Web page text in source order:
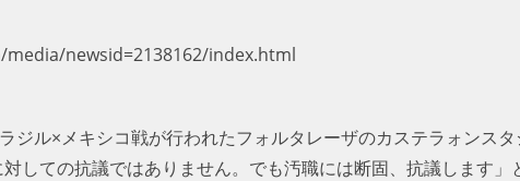
newsid=2138162/index.html
ジル×メキシコ戦が行われたフォルタレーザのカステラォンス
しての抗議ではありません。でも汚職には断固、抗議します」